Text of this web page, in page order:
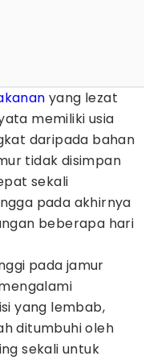
yang lezat
memiliki usia
daripada bahan
tidak disimpan
sekali
pada akhirnya
beberapa hari
pada jamur
yang lembab,
ditumbuhi oleh
sekali untuk